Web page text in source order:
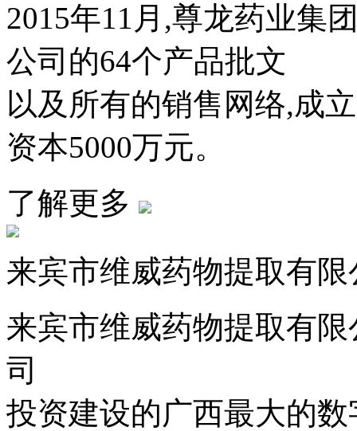
2015年11月,尊龙药业集
公司的64个产品批文
以及所有的销售网络,成
资本5000万元。
了解更多
来宾市维威药物提取有限
来宾市维威药物提取有
司
投资建设的广西最大的